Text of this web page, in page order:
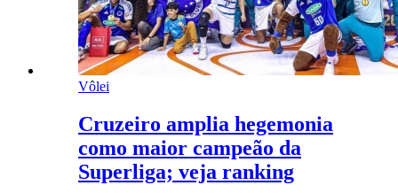
Vôlei
Cruzeiro amplia hegemonia
como maior campeão da
Superliga; veja ranking